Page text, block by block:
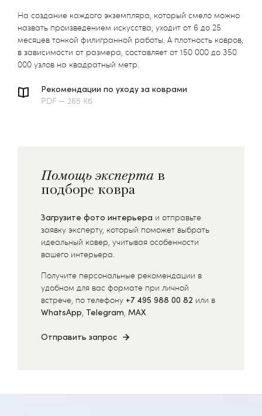
На создание каждого экземпляра, который смело можно
назвать произведением искусства, уходит от 6 до 25
месяцев тонкой филигранной работы. А плотность ковров,
в зависимости от размера, составляет от 150 000 до 350
000 узлов на квадратный метр.
Рекомендации по уходу за коврами
PDF — 265 Кб
Помощь эксперта в
подборе ковра
Загрузите фото интерьера и отправьте
заявку эксперту, который поможет выбрать
идеальный ковер, учитывая особенности
вашего интерьера.
Получите персональные рекомендации в
удобном для вас формате при личной
встрече, по телефону +7 495 988 00 82 или в
WhatsApp, Telegram, MAX
Отправить запрос